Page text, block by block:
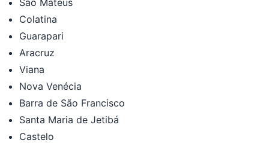
Colatina
Guarapari
Aracruz
Viana
Nova Venécia
Barra de São Francisco
Santa Maria de Jetibá
Castelo